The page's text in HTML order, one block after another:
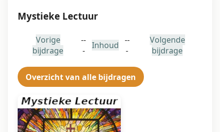
Mystieke Lectuur
Vorige
bijdrage
--
-
Inhoud --
-
Volgende
bijdrage
Overzicht van alle bijdragen